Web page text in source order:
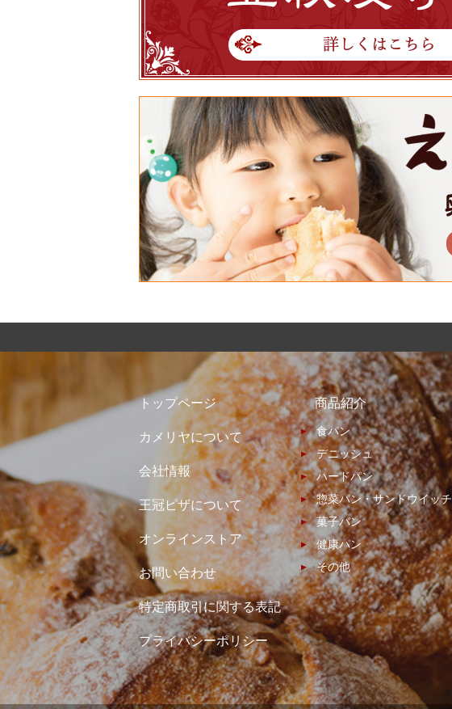
トップページ
カメリヤについて
会社情報
王冠ピザについて
オンラインストア
お問い合わせ
特定商取引に関する表記
プライバシーポリシー
商品紹介
食パン
デニッシュ
ハードパン
惣菜パン・サンドウイッチ
菓子パン
健康パン
その他